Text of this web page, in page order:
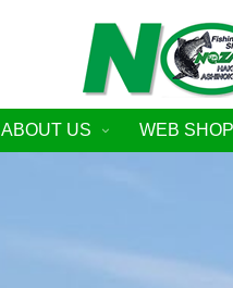
ABOUT US WEB SHOP